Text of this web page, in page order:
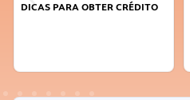
DICAS PARA OBTER CRÉDITO